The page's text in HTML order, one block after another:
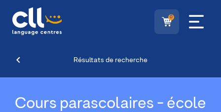
0
Résultats de recherche
Cours parascolaires - école